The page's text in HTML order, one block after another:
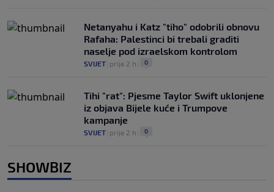
Netanyahu i Katz "tiho" odobrili obnovu
Rafaha: Palestinci bi trebali graditi
naselje pod izraelskom kontrolom
SVIJET prije 2 h 0
Tihi "rat": Pjesme Taylor Swift uklonjene
iz objava Bijele kuće i Trumpove
kampanje
SVIJET prije 2 h 0
SHOWBIZ